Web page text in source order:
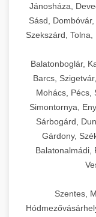
Jánosháza,
Sásd,
Szekszárd,
Balatonboglár,
Barcs,
Mohács, Pécs,
Simontornya,
Sárbogárd,
Gárdony,
Balatonalmádi,
Szentes,